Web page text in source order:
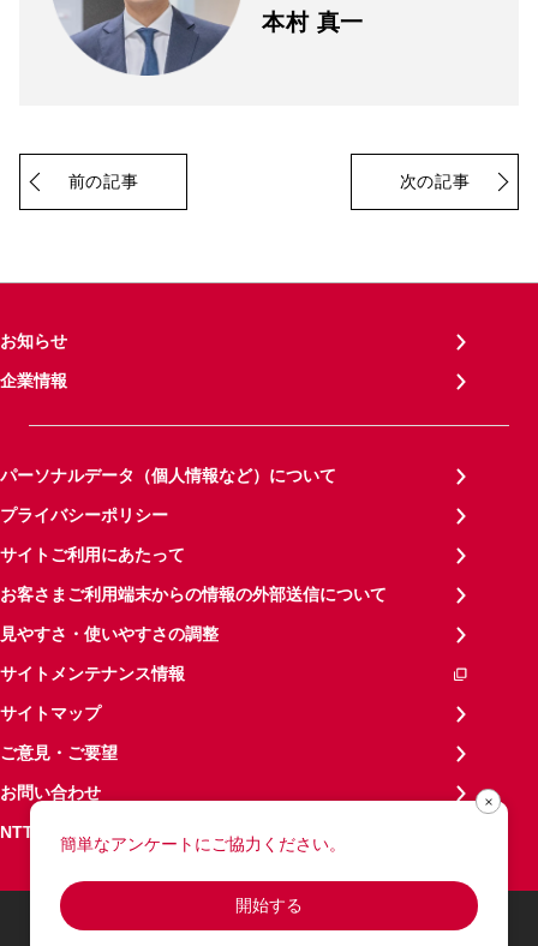
本村 真一
前の記事 次の記事
簡単なアンケートにご協力ください。
開始する
お知らせ
企業情報
パーソナルデータ（個人情報など）について
プライバシーポリシー
サイトご利用にあたって
お客さまご利用端末からの情報の外部送信について
見やすさ・使いやすさの調整
サイトメンテナンス情報
サイトマップ
ご意見・ご要望
お問い合わせ
NTTドコモグループ